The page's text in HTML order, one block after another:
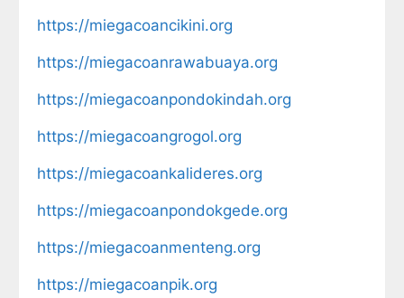
https://miegacoancikini.org
https://miegacoanrawabuaya.org
https://miegacoanpondokindah.org
https://miegacoangrogol.org
https://miegacoankalideres.org
https://miegacoanpondokgede.org
https://miegacoanmenteng.org
https://miegacoanpik.org